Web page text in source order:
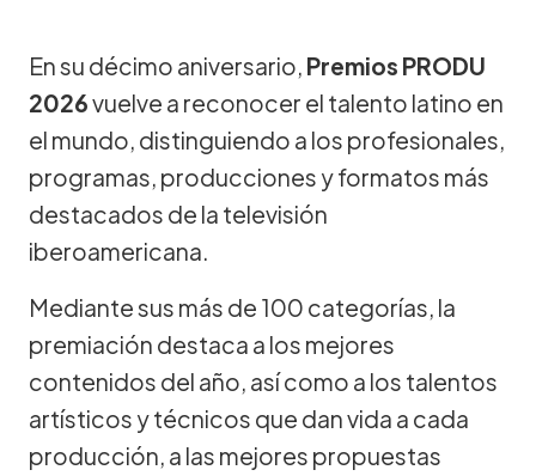
En su décimo aniversario, Premios PRODU
2026vuelve a reconocer el talento latino en
el mundo, distinguiendo a los profesionales,
programas, producciones y formatos más
destacados de la televisión
iberoamericana.
Mediante sus más de 100 categorías, la
premiación destaca a los mejores
contenidos del año, así como a los talentos
artísticos y técnicos que dan vida a cada
producción, a las mejores propuestas